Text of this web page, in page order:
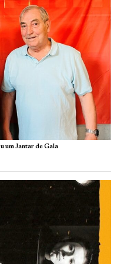
um Jantar de Gala